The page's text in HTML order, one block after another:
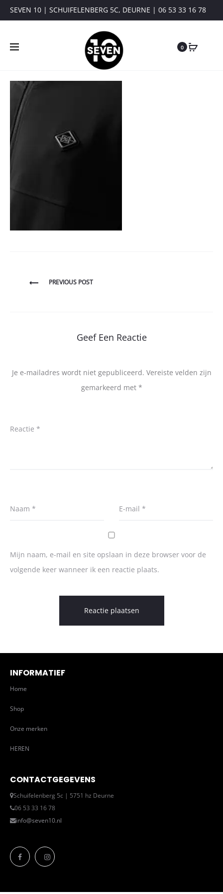
SEVEN 10 | SCHUIFELENBERG 5C, DEURNE | 06 53 33 16 78
0
BerichtPREVIOUS POST
Geef Een Reactie
Je e-mailadres wordt niet gepubliceerd. Vereiste velden zijn
gemarkeerd met *
Reactie *
Naam * E-mail *
Mijn naam, e-mail en site opslaan in deze browser voor de
volgende keer wanneer ik een reactie plaats.
INFORMATIEF
Home
Shop
Onze merken
HEREN
CONTACTGEGEVENS
Schuifelenberg 5c | 5751 hz Deurne
06 53 33 16 78
info@seven10.nl